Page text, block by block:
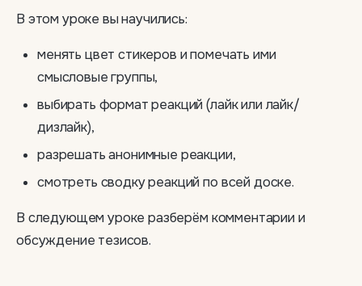
В этом уроке вы научились:
менять цвет стикеров и помечать ими
смысловые группы,
выбирать формат реакций (лайк или лайк/
дизлайк),
разрешать анонимные реакции,
смотреть сводку реакций по всей доске.
В следующем уроке разберём комментарии и
обсуждение тезисов.